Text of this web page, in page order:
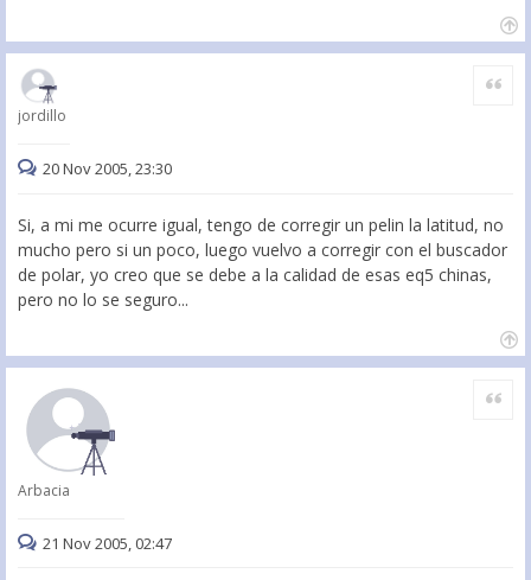
jordillo
Citar
20 Nov 2005, 23:30
Si, a mi me ocurre igual, tengo de corregir un pelin la latitud, no
mucho pero si un poco, luego vuelvo a corregir con el buscador
de polar, yo creo que se debe a la calidad de esas eq5 chinas,
pero no lo se seguro...
Arbacia
Citar
21 Nov 2005, 02:47